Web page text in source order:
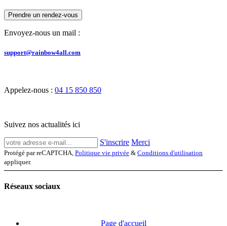
Prendre un rendez-vous
Envoyez-nous un mail :
support@rainbow4all.com
Appelez-nous : 04 15 850 850
Suivez nos actualités ici
S'inscrire Merci
Protégé par reCAPTCHA, Politique vie privée & Conditions d'utilisation
appliquer.
Réseaux sociaux
Page d'accueil